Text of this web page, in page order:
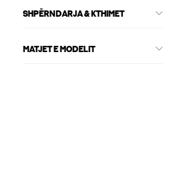
SHPËRNDARJA & KTHIMET
MATJET E MODELIT